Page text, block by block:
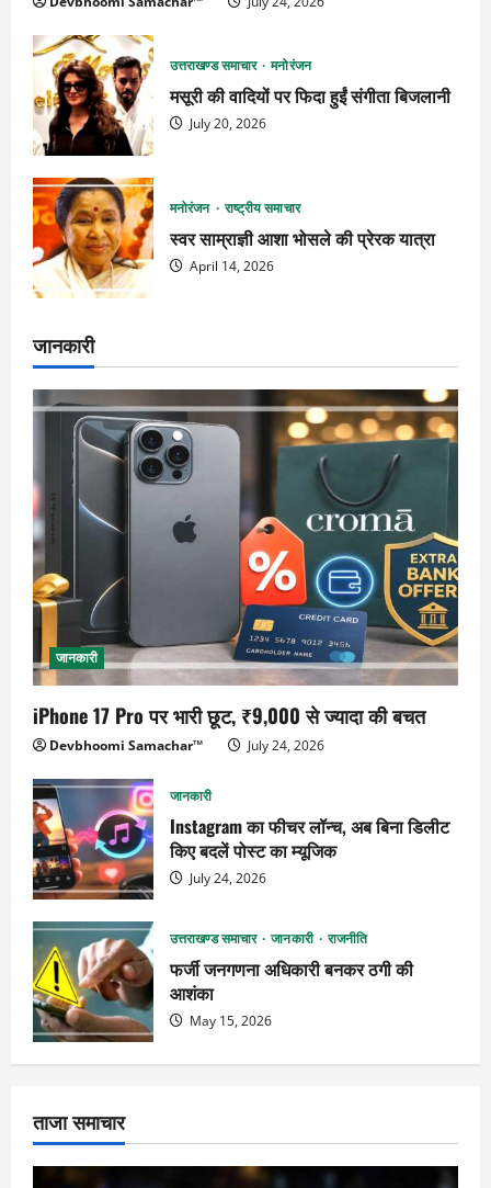
उत्तराखण्ड समाचार मनोरंजन
मसूरी की वादियों पर फिदा हुईं संगीता बिजलानी
July 20, 2026
मनोरंजन राष्ट्रीय समाचार
स्वर साम्राज्ञी आशा भोसले की प्रेरक यात्रा
April 14, 2026
जानकारी
जानकारी
iPhone 17 Pro पर भारी छूट, ₹9,000 से ज्यादा की बचत
Devbhoomi Samachar™ July 24, 2026
जानकारी
Instagram का फीचर लॉन्च, अब बिना डिलीट
किए बदलें पोस्ट का म्यूजिक
July 24, 2026
उत्तराखण्ड समाचार जानकारी राजनीति
फर्जी जनगणना अधिकारी बनकर ठगी की
आशंका
May 15, 2026
ताजा समाचार